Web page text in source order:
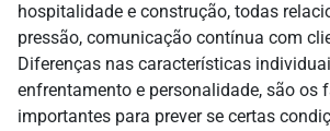
hospitalidade e construção, todas
pressão, comunicação contínua com
Diferenças nas características
enfrentamento e personalidade, são os
importantes para prever se certas